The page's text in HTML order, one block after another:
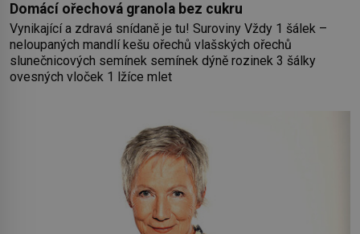
Domácí ořechová granola bez cukru
Vynikající a zdravá snídaně je tu! Suroviny Vždy 1 šálek –
neloupaných mandlí kešu ořechů vlašských ořechů
slunečnicových semínek semínek dýně rozinek 3 šálky
ovesných vloček 1 lžíce mlet